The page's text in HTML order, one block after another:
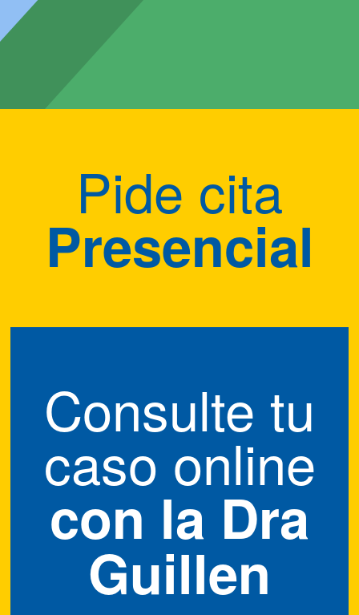
Pide cita
Presencial
Consulte tu
caso online
con la Dra
Guillen